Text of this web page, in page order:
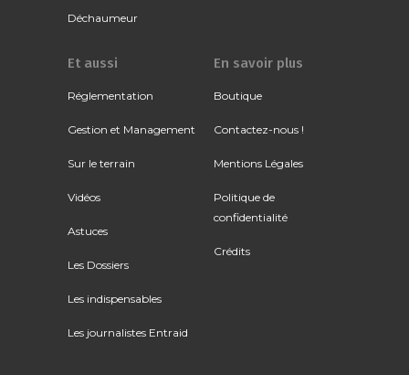
Déchaumeur
Et aussi
Réglementation
Gestion et Management
Sur le terrain
Vidéos
Astuces
Les Dossiers
Les indispensables
Les journalistes Entraid
En savoir plus
Boutique
Contactez-nous !
Mentions Légales
Politique de
confidentialité
Crédits